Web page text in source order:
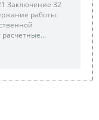
Заключение 32
работы: